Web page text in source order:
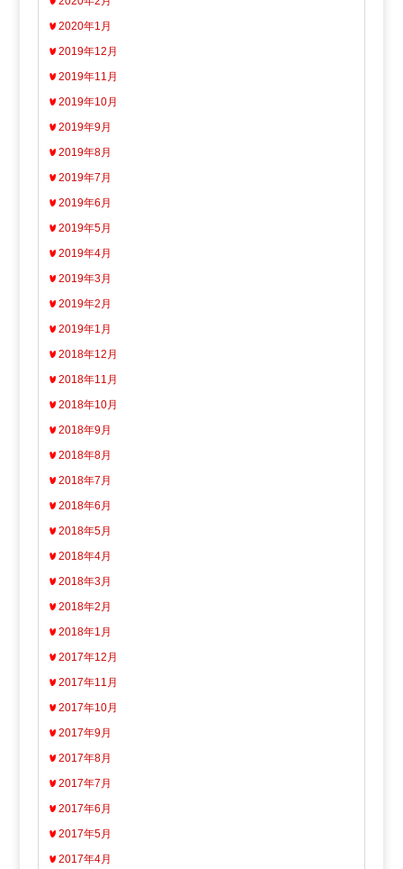
2020年1月
2019年12月
2019年11月
2019年10月
2019年9月
2019年8月
2019年7月
2019年6月
2019年5月
2019年4月
2019年3月
2019年2月
2019年1月
2018年12月
2018年11月
2018年10月
2018年9月
2018年8月
2018年7月
2018年6月
2018年5月
2018年4月
2018年3月
2018年2月
2018年1月
2017年12月
2017年11月
2017年10月
2017年9月
2017年8月
2017年7月
2017年6月
2017年5月
2017年4月